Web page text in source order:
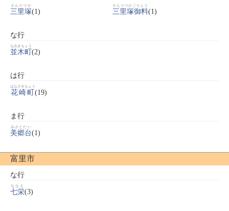
三里塚
さんりづか
(1) 三里塚御料
さんりづかごりょう
(1)
な行
並木町
なみきちょう
(2)
は行
花崎町
はなざきちょう
(19)
ま行
美郷台
みさとだい
(1)
富里市
な行
七栄
ななえ
(3)